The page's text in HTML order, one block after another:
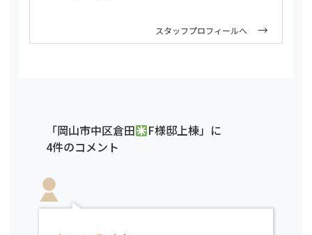
スタッフプロフィールへ
「岡山市中区倉田
F様邸上棟」に
4件のコメント